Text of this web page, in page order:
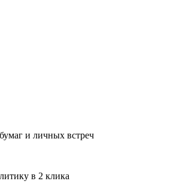
и личных встреч
в 2 клика